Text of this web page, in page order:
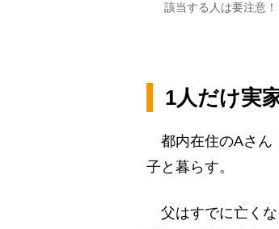
該当する人は要注意
1人だけ実
都内在住のAさん
子と暮らす。
父はすでに亡くな